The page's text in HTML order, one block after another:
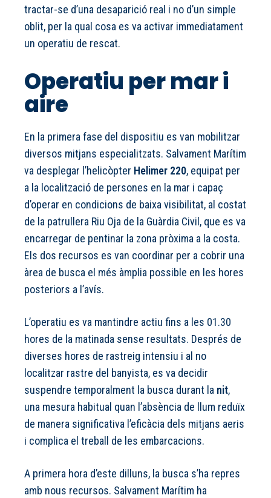
tractar-se d’una desaparició real i no d’un simple
oblit, per la qual cosa es va activar immediatament
un operatiu de rescat.
Operatiu per mar i
aire
En la primera fase del dispositiu es van mobilitzar
diversos mitjans especialitzats. Salvament Marítim
va desplegar l’helicòpter Helimer 220, equipat per
a la localització de persones en la mar i capaç
d’operar en condicions de baixa visibilitat, al costat
de la patrullera Riu Oja de la Guàrdia Civil, que es va
encarregar de pentinar la zona pròxima a la costa.
Els dos recursos es van coordinar per a cobrir una
àrea de busca el més àmplia possible en les hores
posteriors a l’avís.
L’operatiu es va mantindre actiu fins a les 01.30
hores de la matinada sense resultats. Després de
diverses hores de rastreig intensiu i al no
localitzar rastre del banyista, es va decidir
suspendre temporalment la busca durant la nit,
una mesura habitual quan l’absència de llum reduïx
de manera significativa l’eficàcia dels mitjans aeris
i complica el treball de les embarcacions.
A primera hora d’este dilluns, la busca s’ha repres
amb nous recursos. Salvament Marítim ha